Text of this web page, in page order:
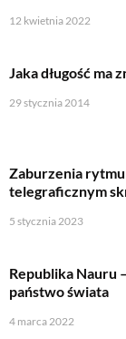
12 kwietnia 2022
Jaka długość ma
29 stycznia 2014
Zaburzenia
telegraficznym
5 stycznia 2023
Republika Nauru
państwo świata
4 marca 2022